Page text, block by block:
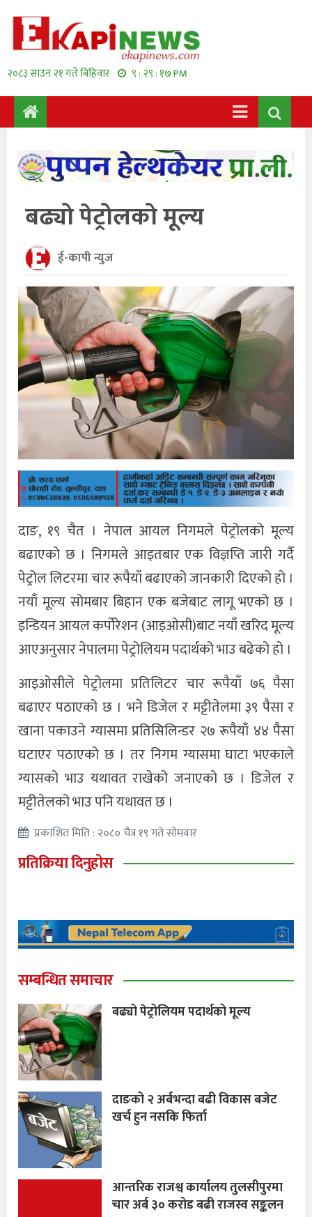
२०८३ साउन २१ गते बिहिवार ९ : २९ : १८ PM
बढ्यो पेट्रोलको मूल्य
ई-कापी न्युज
दाङ, १९ चैत । नेपाल आयल निगमले पेट्रोलको मूल्य
बढाएको छ । निगमले आइतबार एक विज्ञप्ति जारी गर्दै
पेट्रोल लिटरमा चार रूपैयाँ बढाएको जानकारी दिएको हो ।
नयाँ मूल्य सोमबार बिहान एक बजेबाट लागू भएको छ ।
इन्डियन आयल कर्पोरेशन (आइओसी)बाट नयाँ खरिद मूल्य
आएअनुसार नेपालमा पेट्रोलियम पदार्थको भाउ बढेको हो ।
आइओसीले पेट्रोलमा प्रतिलिटर चार रूपैयाँ ७६ पैसा
बढाएर पठाएको छ । भने डिजेल र मट्टीतेलमा ३९ पैसा र
खाना पकाउने ग्यासमा प्रतिसिलिन्डर २७ रूपैयाँ ४४ पैसा
घटाएर पठाएको छ । तर निगम ग्यासमा घाटा भएकाले
ग्यासको भाउ यथावत राखेको जनाएको छ । डिजेल र
मट्टीतेलको भाउ पनि यथावत छ ।
प्रकाशित मिति : २०८० चैत्र १९ गते सोमवार
प्रतिक्रिया दिनुहोस
सम्बन्धित समाचार
बढ्यो पेट्रोलियम पदार्थको मूल्य
दाङको २ अर्बभन्दा बढी विकास बजेट
खर्च हुन नसकि फिर्ता
आन्तरिक राजश्व कार्यालय तुलसीपुरमा
चार अर्ब ३० करोड बढी राजस्व सङ्कलन